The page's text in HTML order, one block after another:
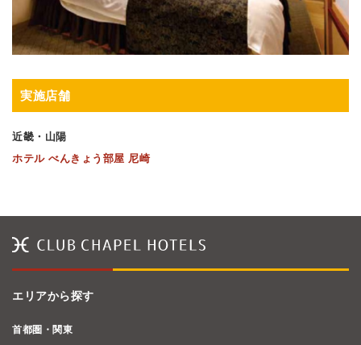
実施店舗
近畿・山陽
ホテル べんきょう部屋 尼崎
エリアから探す
首都圏・関東